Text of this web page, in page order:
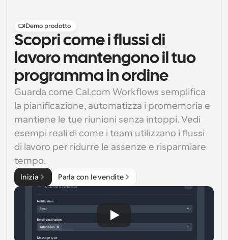
Demo prodotto
Scopri come i flussi di
lavoro mantengono il tuo
programma in ordine
Guarda come Cal.com Workflows semplifica
la pianificazione, automatizza i promemoria e
mantiene le tue riunioni senza intoppi. Vedi
esempi reali di come i team utilizzano i flussi
di lavoro per ridurre le assenze e risparmiare
tempo.
Inizia Parla con le vendite